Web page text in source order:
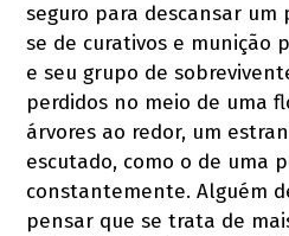
seguro para descansar um
se de curativos e munição
e seu grupo de
perdidos no meio de uma
árvores ao redor, um
escutado, como o de uma
constantemente. Alguém
pensar que se trata de